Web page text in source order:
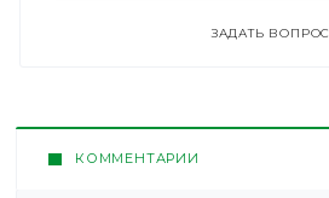
ЗАДАТЬ ВОПРОС
КОММЕНТАРИИ